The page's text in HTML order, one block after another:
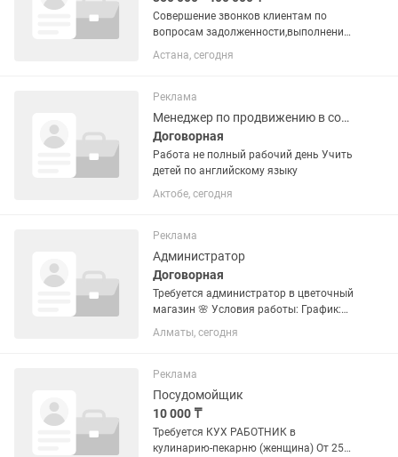
Совершение звонков клиентам по
вопросам задолженности,выполнение
установленного плана
возврата.Возраст от 22-до 40лет,не
обязательно Образование:среднее
специальное и...
Астана, сегодня
Реклама
Менеджер по продвижению в социальных сетях
Договорная
Работа не полный рабочий день Учить
детей по английскому языку
Актобе, сегодня
Реклама
Администратор
Договорная
Требуется администратор в цветочный
магазин 🌸 Условия работы: График:
2/2 Время работы: 12:00–00:00 Оплата:
10 000 тг за смену + 1% от кассы
цветов,...
Алматы, сегодня
Реклама
Посудомойщик
10 000 ₸
Требуется КУХ РАБОТНИК в
кулинарию-пекарню (женщина) От 25